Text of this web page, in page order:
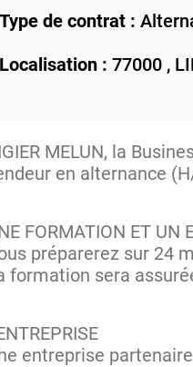
Type de contrat :
Localisation : 77000 ,
MELUN, la
en alternance
FORMATION ET UN
préparerez sur 24
formation sera
entreprise